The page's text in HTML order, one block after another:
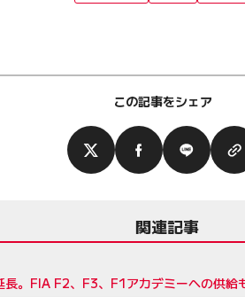
この記事をシェア
関連記事
。FIA F2、F3、F1アカデミーへの供給